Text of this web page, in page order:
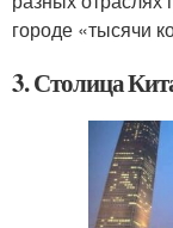
городе «тысячи
3. Столица